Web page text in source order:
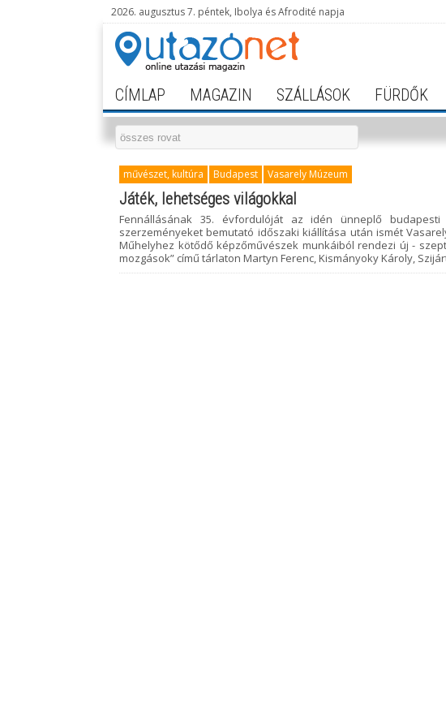
2026. augusztus 7. péntek, Ibolya és Afrodité napja
CÍMLAP MAGAZIN SZÁLLÁSOK FÜRDŐK
művészet, kultúra Budapest Vasarely Múzeum
Játék, lehetséges világokkal
Fennállásának 35. évfordulóját az idén ünneplő
szerzeményeket bemutató időszaki kiállítása után ismét
Műhelyhez kötődő képzőművészek munkáiból rendezi új -
mozgások” című tárlaton Martyn Ferenc, Kismányoky Károly,